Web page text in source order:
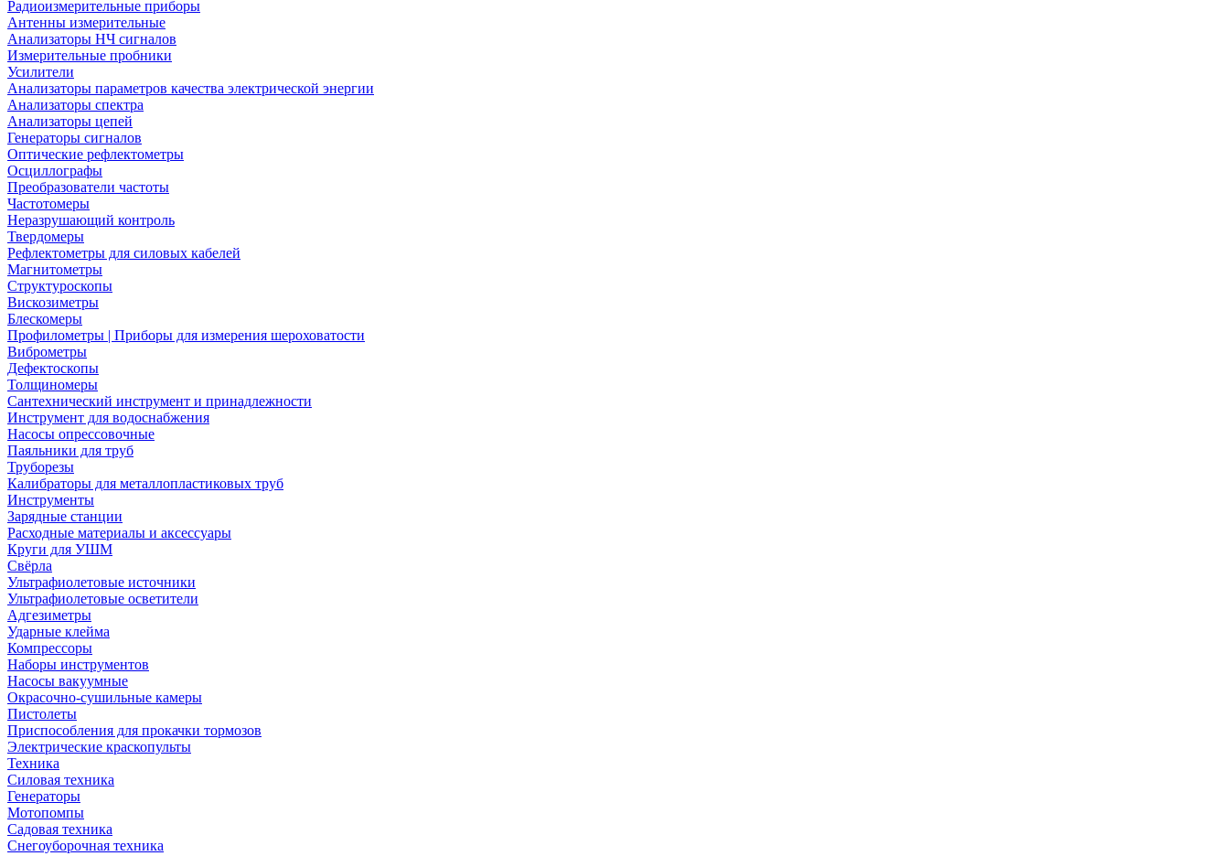
Радиоизмерительные приборы
Антенны измерительные
Анализаторы НЧ сигналов
Измерительные пробники
Усилители
Анализаторы параметров качества электрической энергии
Анализаторы спектра
Анализаторы цепей
Генераторы сигналов
Оптические рефлектометры
Осциллографы
Преобразователи частоты
Частотомеры
Неразрушающий контроль
Твердомеры
Рефлектометры для силовых кабелей
Магнитометры
Структуроскопы
Вискозиметры
Блескомеры
Профилометры | Приборы для измерения шероховатости
Виброметры
Дефектоскопы
Толщиномеры
Сантехнический инструмент и принадлежности
Инструмент для водоснабжения
Насосы опрессовочные
Паяльники для труб
Труборезы
Калибраторы для металлопластиковых труб
Инструменты
Зарядные станции
Расходные материалы и аксессуары
Круги для УШМ
Свёрла
Ультрафиолетовые источники
Ультрафиолетовые осветители
Адгезиметры
Ударные клейма
Компрессоры
Наборы инструментов
Насосы вакуумные
Окрасочно-сушильные камеры
Пистолеты
Приспособления для прокачки тормозов
Электрические краскопульты
Техника
Силовая техника
Генераторы
Мотопомпы
Садовая техника
Снегоуборочная техника